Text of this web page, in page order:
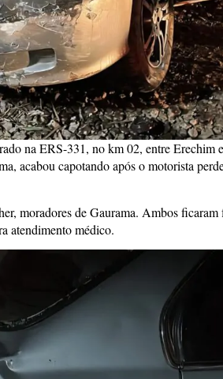
na ERS-331, no km 02, entre Erechim
acabou capotando após o motorista
moradores de Gaurama. Ambos ficaram
atendimento médico.